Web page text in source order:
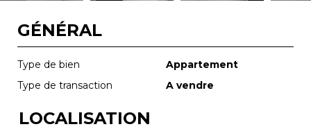
GÉNÉRAL
Type de bien
Appartement
Type de transaction
A vendre
LOCALISATION